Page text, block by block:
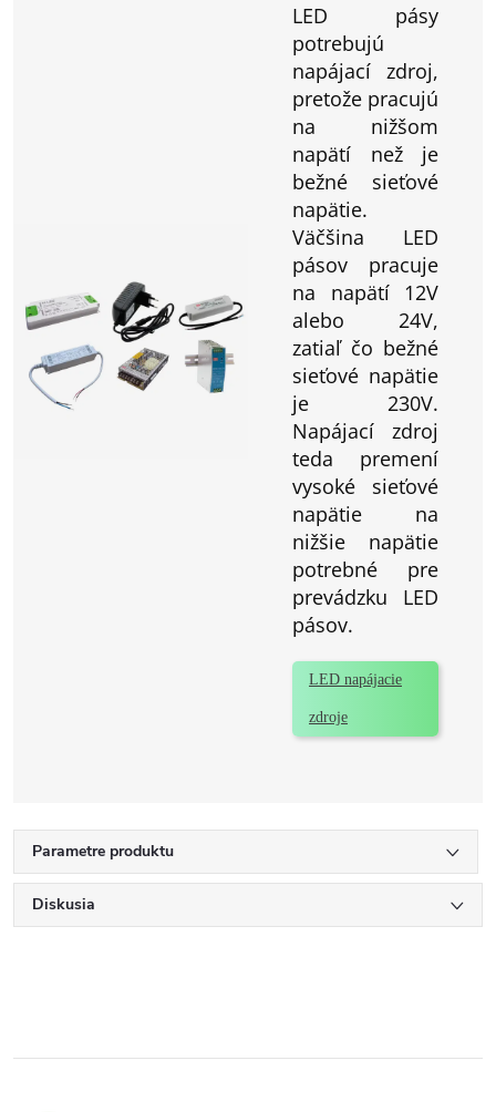
LED pásy
potrebujú
napájací zdroj,
pretože pracujú
na nižšom
napätí než je
bežné sieťové
napätie.
Väčšina LED
pásov pracuje
na napätí 12V
alebo 24V,
zatiaľ čo bežné
sieťové napätie
je 230V.
Napájací zdroj
teda premení
vysoké sieťové
napätie na
nižšie napätie
potrebné pre
prevádzku LED
pásov.
LED napájacie
zdroje
Parametre produktu
Diskusia